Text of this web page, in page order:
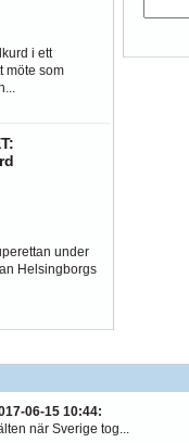
i ett
möte som
under
Helsingborgs
06-15 10:44:
när Sverige tog...